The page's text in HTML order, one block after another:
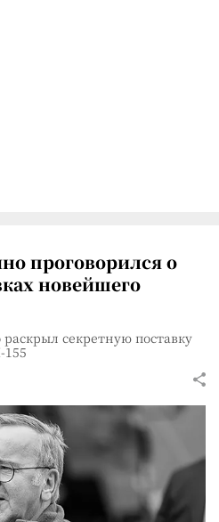
проговорился о
новейшего
секретную поставку